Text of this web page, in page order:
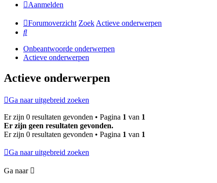
Aanmelden
Forumoverzicht ZoekActieve onderwerpen
Zoek
Onbeantwoorde onderwerpen
Actieve onderwerpen
Actieve onderwerpen
Ga naar uitgebreid zoeken
Er zijn 0 resultaten gevonden • Pagina 1 van 1
Er zijn geen resultaten gevonden.
Er zijn 0 resultaten gevonden • Pagina 1 van 1
Ga naar uitgebreid zoeken
Ga naar